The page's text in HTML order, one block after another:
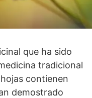
que ha sido
tradicional
contienen
demostrado